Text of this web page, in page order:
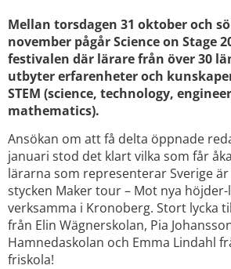
Mellan torsdagen 31 oktober och
november pågår Science on Stage
festivalen där lärare från över 30
utbyter erfarenheter och
STEM (science, technology,
mathematics).
Ansökan om att få delta öppnade
januari stod det klart vilka som får
lärarna som representerar Sverige
stycken Maker tour – Mot nya
verksamma i Kronoberg. Stort lycka
från Elin Wägnerskolan, Pia
Hamnedaskolan och Emma Lindahl
friskola!